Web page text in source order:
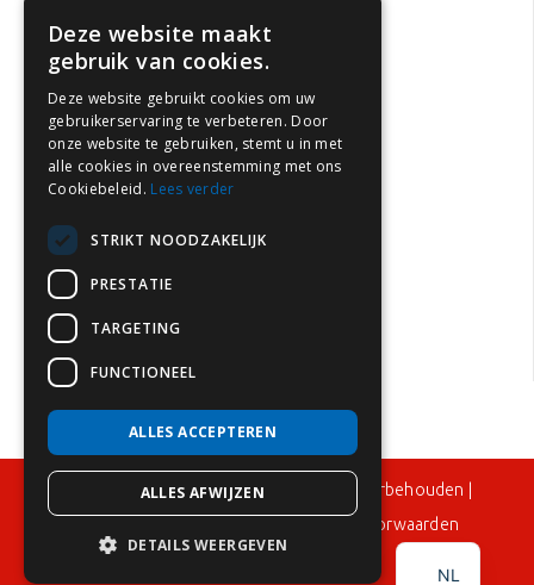
Brandveiligheid op kantoor
Brandveiligheid hotels
Brandveiligheid scholen
Brandveiligheid zorginstellingen
Brandveiligheid kinderopvang
Brandveiligheid parkeergarages
Brandveiligheid huurwoningen
Brandpreventie in Nederland
Brandblusser keuring
Brandblusser onderhoud
© 2024 – Flame Control BV – Alle rechten voorbehouden |
Algemene voorwaarden
NL
EN
Deze website maakt
gebruik van cookies.
Deze website gebruikt cookies om uw
gebruikerservaring te verbeteren. Door
onze website te gebruiken, stemt u in met
alle cookies in overeenstemming met ons
Cookiebeleid. Lees verder
STRIKT NOODZAKELIJK
PRESTATIE
TARGETING
FUNCTIONEEL
ALLES ACCEPTEREN
ALLES AFWIJZEN
DETAILS WEERGEVEN